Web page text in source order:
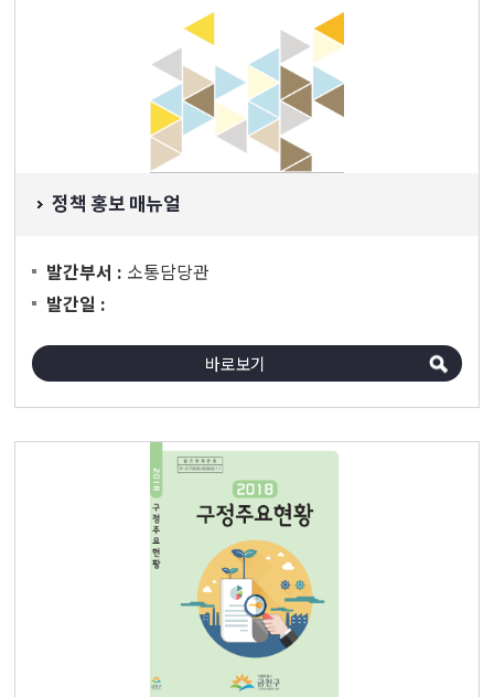
정책 홍보 매뉴얼
발간부서 : 소통담당관
발간일 :
바로보기